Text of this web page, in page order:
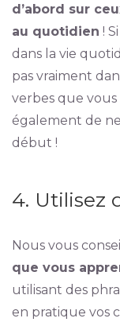
d’abord sur
au quotidien !
dans la vie
pas vraiment
verbes que
également de
début !
4. Utilisez
Nous vous
que vous
utilisant des
en pratique vos